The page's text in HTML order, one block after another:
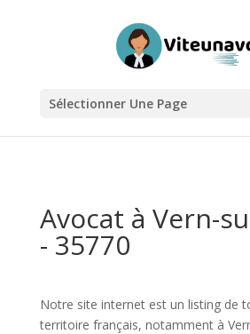
Sélectionner Une Page
Avocat à Vern-
- 35770
Notre site internet est un listing de
territoire français, notamment à